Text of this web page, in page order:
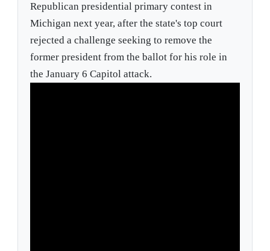
Republican presidential primary contest in
Michigan next year, after the state's top court
rejected a challenge seeking to remove the
former president from the ballot for his role in
the January 6 Capitol attack.